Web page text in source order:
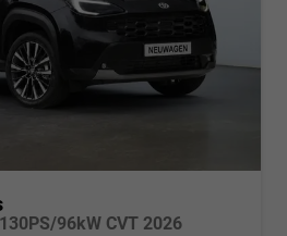
96kW CVT 2026